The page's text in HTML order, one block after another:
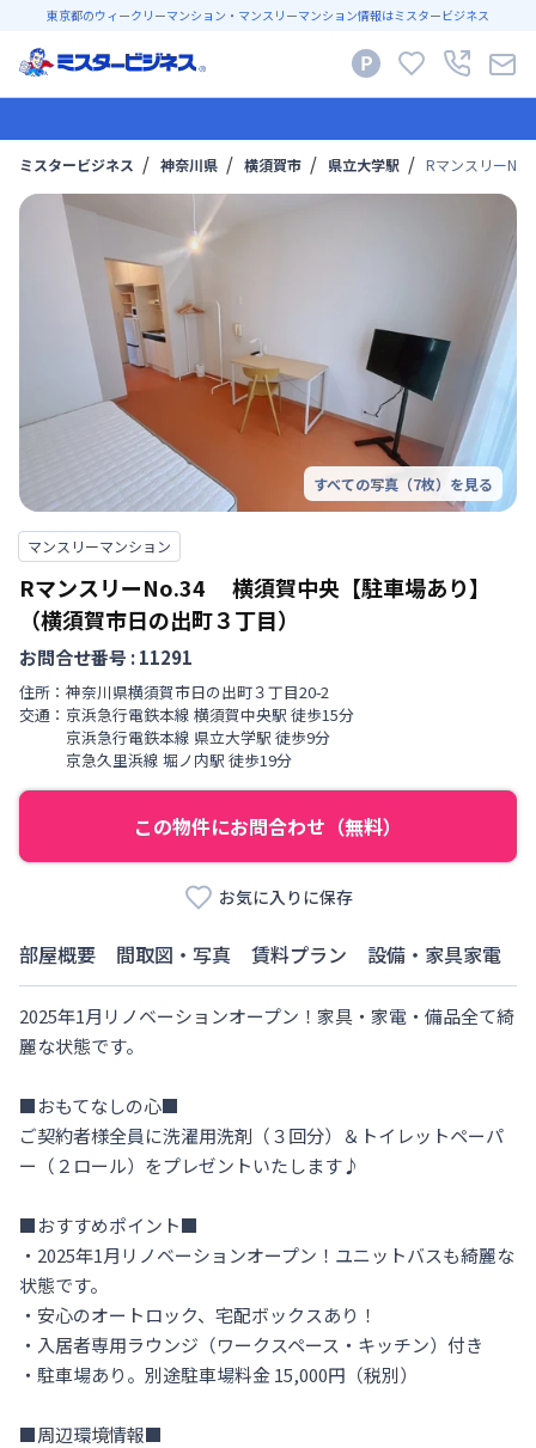
東京都のウィークリーマンション・マンスリーマンション情報はミスタービジネス
ミスタービジネス 神奈川県 横須賀市 県立大学駅 Rマンスリー
すべての写真（7枚）を見る
マンスリーマンション
RマンスリーNo.34 横須賀中央【駐車場あり】
（横須賀市日の出町３丁目）
お問合せ番号 :11291
住所： 神奈川県横須賀市日の出町３丁目20-2
交通： 京浜急行電鉄本線 横須賀中央駅 徒歩15分
京浜急行電鉄本線 県立大学駅 徒歩9分
京急久里浜線 堀ノ内駅 徒歩19分
この物件にお問合わせ（無料）
お気に入りに保存
部屋概要 間取図・写真 賃料プラン 設備・家具家電
2025年1月リノベーションオープン！家具・家電・備品全て綺
麗な状態です。
■おもてなしの心■
ご契約者様全員に洗濯用洗剤（３回分）＆トイレットペーパ
ー（２ロール）をプレゼントいたします♪
■おすすめポイント■
・2025年1月リノベーションオープン！ユニットバスも綺麗な
状態です。
・安心のオートロック、宅配ボックスあり！
・入居者専用ラウンジ（ワークスペース・キッチン）付き
・駐車場あり。別途駐車場料金 15,000円（税別）
■周辺環境情報■